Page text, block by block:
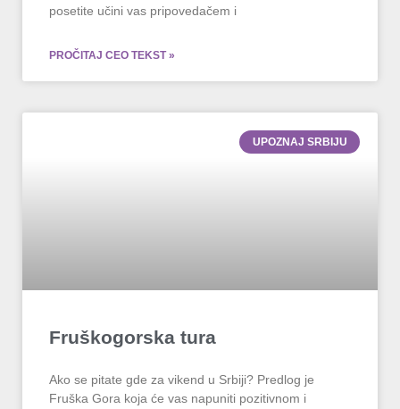
posetite učini vas pripovedačem i
PROČITAJ CEO TEKST »
UPOZNAJ SRBIJU
Fruškogorska tura
Ako se pitate gde za vikend u Srbiji? Predlog je
Fruška Gora koja će vas napuniti pozitivnom i